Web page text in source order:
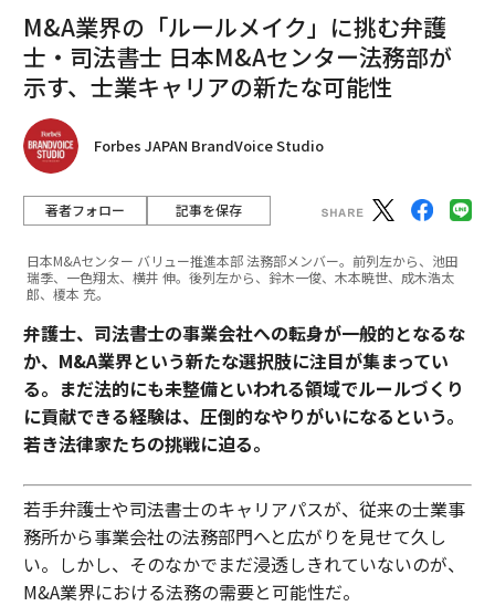
M&A業界の「ルールメイク」に挑む弁護
士・司法書士 日本M&Aセンター法務部が
示す、士業キャリアの新たな可能性
Forbes JAPAN BrandVoice Studio
著者フォロー 記事を保存
日本M&Aセンター バリュー推進本部 法務部メンバー。前列左から、池田
瑞季、一色翔太、横井 伸。後列左から、鈴木一俊、木本暁世、成木浩太
郎、榎本 充。
弁護士、司法書士の事業会社への転身が一般的となるな
か、M&A業界という新たな選択肢に注目が集まってい
る。まだ法的にも未整備といわれる領域でルールづくり
に貢献できる経験は、圧倒的なやりがいになるという。
若き法律家たちの挑戦に迫る。
若手弁護士や司法書士のキャリアパスが、従来の士業事
務所から事業会社の法務部門へと広がりを見せて久し
い。しかし、そのなかでまだ浸透しきれていないのが、
M&A業界における法務の需要と可能性だ。